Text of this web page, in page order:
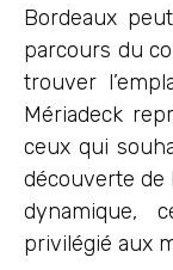
Bordeaux
parcours du
trouver
Mériadeck
ceux qui
découverte de
dynamique,
privilégié aux